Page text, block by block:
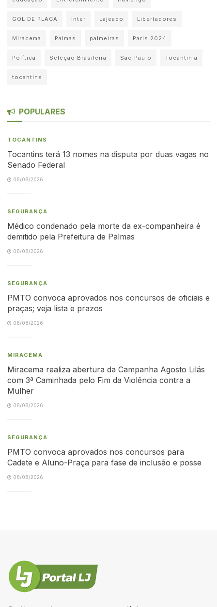
GOL DE PLACA Inter Lajeado Libertadores
Miracema Palmas palmeiras Paris 2024
Política Seleção Brasileira São Paulo Tocantinia
tocantins
POPULARES
TOCANTINS
Tocantins terá 13 nomes na disputa por duas vagas no
Senado Federal
08/08/2026
SEGURANÇA
Médico condenado pela morte da ex-companheira é
demitido pela Prefeitura de Palmas
08/08/2026
SEGURANÇA
PMTO convoca aprovados nos concursos de oficiais e
praças; veja lista e prazos
08/08/2026
MIRACEMA
Miracema realiza abertura da Campanha Agosto Lilás
com 3ª Caminhada pelo Fim da Violência contra a
Mulher
08/08/2026
SEGURANÇA
PMTO convoca aprovados nos concursos para
Cadete e Aluno-Praça para fase de inclusão e posse
08/08/2026